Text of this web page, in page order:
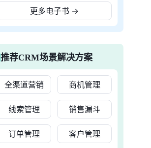
更多电子书 →
推荐CRM场景解决方案
全渠道营销 商机管理
线索管理 销售漏斗
订单管理 客户管理